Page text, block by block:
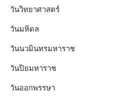
วันวิทยาศาสตร์
วันมหิดล
วันนวมินทรมหาราช
วันปิยมหาราช
วันออกพรรษา